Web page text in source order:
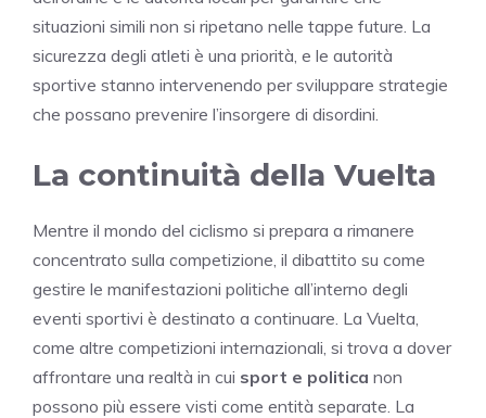
situazioni simili non si ripetano nelle tappe future. La
sicurezza degli atleti è una priorità, e le autorità
sportive stanno intervenendo per sviluppare strategie
che possano prevenire l’insorgere di disordini.
La continuità della Vuelta
Mentre il mondo del ciclismo si prepara a rimanere
concentrato sulla competizione, il dibattito su come
gestire le manifestazioni politiche all’interno degli
eventi sportivi è destinato a continuare. La Vuelta,
come altre competizioni internazionali, si trova a dover
affrontare una realtà in cui sport e politica non
possono più essere visti come entità separate. La